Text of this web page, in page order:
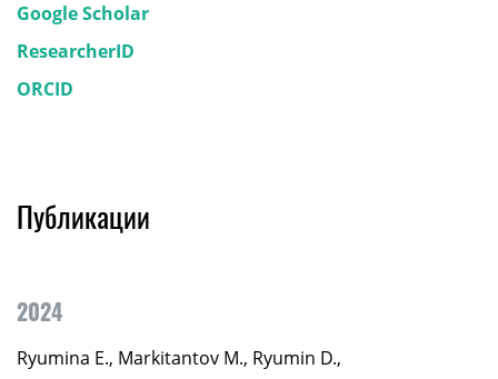
Google Scholar
ResearcherID
ORCID
Публикации
2024
Ryumina E., Markitantov M., Ryumin D.,